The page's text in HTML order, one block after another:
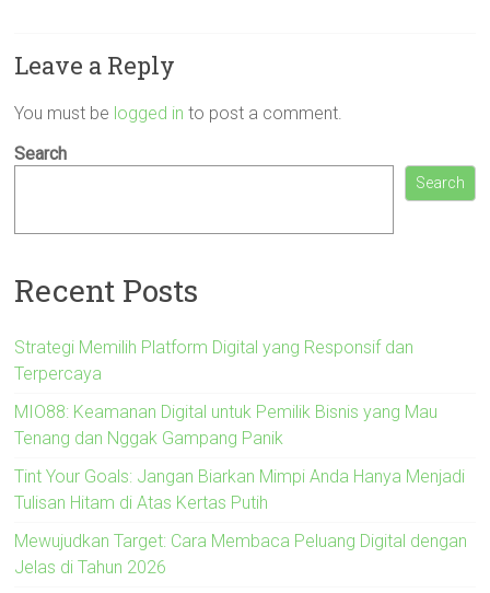
Leave a Reply
You must be logged in to post a comment.
Search
Search
Recent Posts
Strategi Memilih Platform Digital yang Responsif dan
Terpercaya
MIO88: Keamanan Digital untuk Pemilik Bisnis yang Mau
Tenang dan Nggak Gampang Panik
Tint Your Goals: Jangan Biarkan Mimpi Anda Hanya Menjadi
Tulisan Hitam di Atas Kertas Putih
Mewujudkan Target: Cara Membaca Peluang Digital dengan
Jelas di Tahun 2026